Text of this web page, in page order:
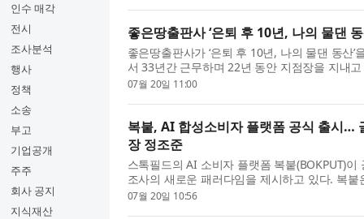
인수 매각
전시
조사분석
행사
정책
소송
부고
기업공개
주주
회사 공지
지식재산
좋은땅출판사 ‘은퇴 후 10년, 나의 물댄 동
좋은땅출판사가 ‘은퇴 후 10년, 나의 물댄 동산
서 33년간 근무하며 22년 동안 지점장을 지내
시점부터 인생 2막을 준비하고, 퇴직 후 전원생
07월 20일 11:00
복붙, AI 합성소비자 플랫폼 공식 출시…
장 정조준
스톡필드의 AI 소비자 플랫폼 복붙(BOKPUT)
조사의 새로운 패러다임을 제시하고 있다. 복
소비자(Synthetic Consumer)를 생성해 기업의
07월 20일 10:56